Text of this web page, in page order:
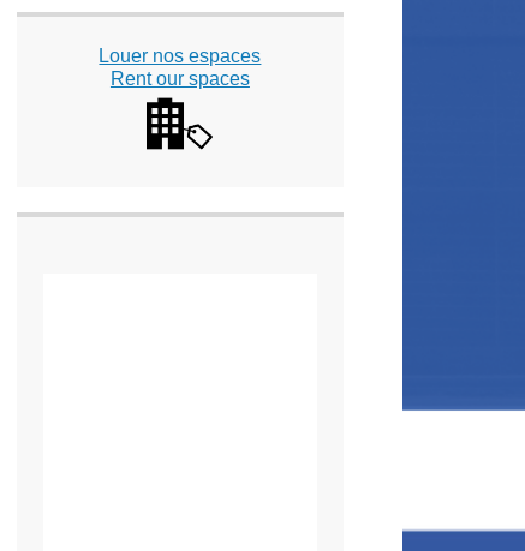
Louer nos espaces
Rent our spaces